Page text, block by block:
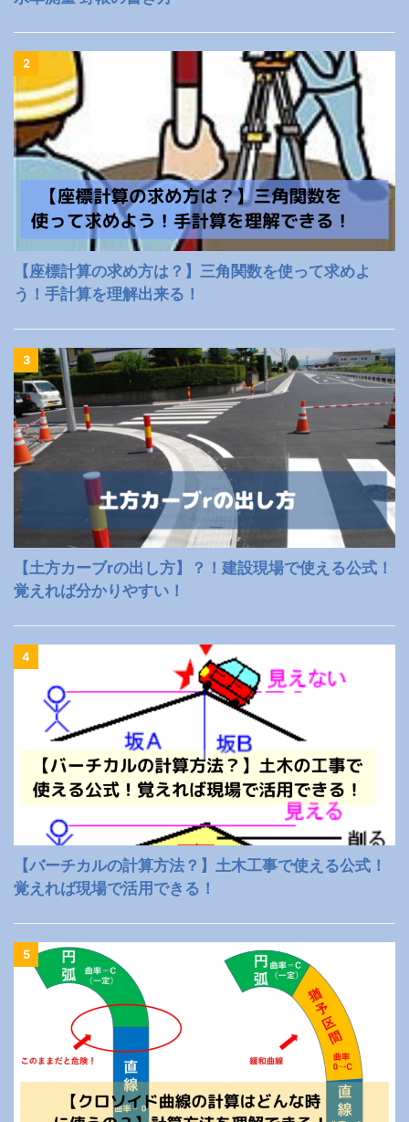
2
【座標計算の求め方は？】三角関数を使って求めよ
う！手計算を理解出来る！
3
【土方カーブrの出し方】？！建設現場で使える公式！
覚えれば分かりやすい！
4
【バーチカルの計算方法？】土木工事で使える公式！
覚えれば現場で活用できる！
5